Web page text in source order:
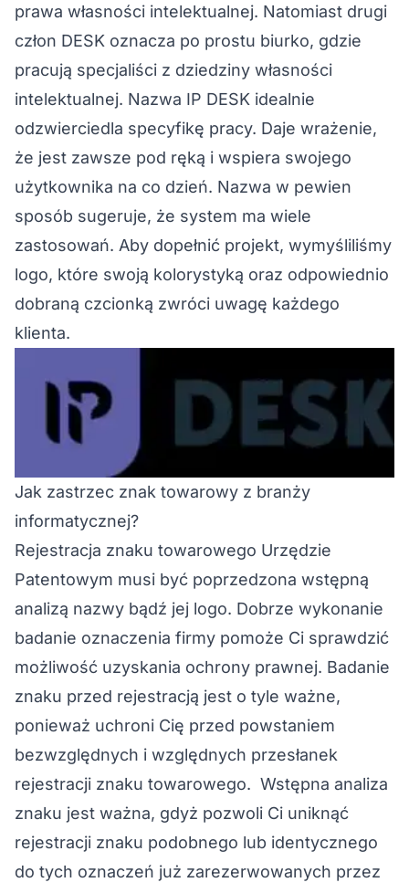
prawa własności intelektualnej. Natomiast drugi
człon DESK oznacza po prostu biurko, gdzie
pracują specjaliści z dziedziny własności
intelektualnej. Nazwa IP DESK idealnie
odzwierciedla specyfikę pracy. Daje wrażenie,
że jest zawsze pod ręką i wspiera swojego
użytkownika na co dzień. Nazwa w pewien
sposób sugeruje, że system ma wiele
zastosowań. Aby dopełnić projekt, wymyśliliśmy
logo, które swoją kolorystyką oraz odpowiednio
dobraną czcionką zwróci uwagę każdego
klienta.
Jak zastrzec znak towarowy z branży
informatycznej?
Rejestracja znaku towarowego Urzędzie
Patentowym musi być poprzedzona wstępną
analizą nazwy bądź jej logo. Dobrze wykonanie
badanie oznaczenia firmy pomoże Ci sprawdzić
możliwość uzyskania ochrony prawnej. Badanie
znaku przed rejestracją jest o tyle ważne,
ponieważ uchroni Cię przed powstaniem
bezwzględnych i względnych przesłanek
rejestracji znaku towarowego. Wstępna analiza
znaku jest ważna, gdyż pozwoli Ci uniknąć
rejestracji znaku podobnego lub identycznego
do tych oznaczeń już zarezerwowanych przez